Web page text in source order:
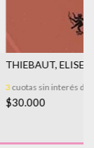
THIEBAUT, ELISE -
3cuotas sin interés de
$30.000